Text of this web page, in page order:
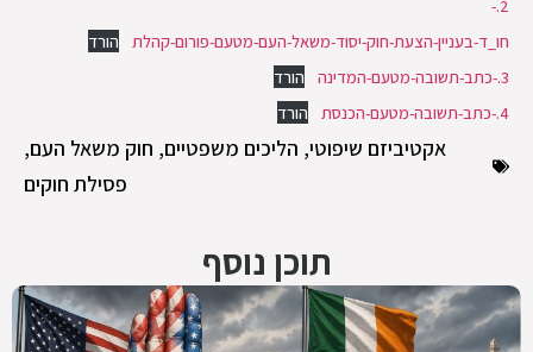
2.-
חו_ד-בעניין-הצעת-חוק-יסוד-משאל-העם-מטעם-פורום-קהלת
הורד
3.-כתב-תשובה-מטעם-המדינה
הורד
4.-כתב-תשובה-מטעם-הכנסת
הורד
אקטיביזם שיפוטי, הליכים משפטיים, חוק משאל העם,
פסילת חוקים
תוכן נוסף